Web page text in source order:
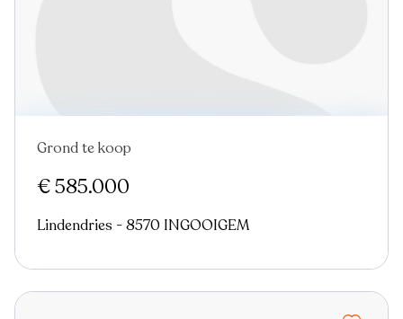
Grond te koop
€ 585.000
Lindendries - 8570 INGOOIGEM